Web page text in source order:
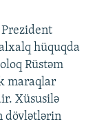
hüquqda
Rüstəm
maraqlar
Xüsusilə
dövlətlərin